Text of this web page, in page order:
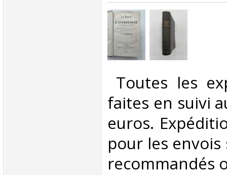
Toutes les
faites en suivi
euros.
pour les envois
recommandés